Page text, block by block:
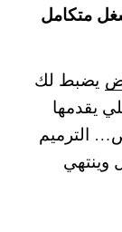
متكامل
يضبط لك
يقدمها
الترميم
وينتهي